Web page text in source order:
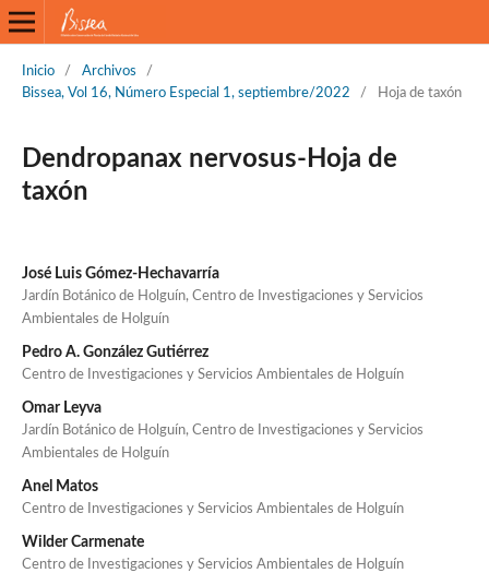
Inicio / Archivos
/
Bissea, Vol 16, Número Especial 1, septiembre/2022
/ Hoja de taxón
Dendropanax nervosus-Hoja de
taxón
José Luis Gómez-Hechavarría
Jardín Botánico de Holguín, Centro de Investigaciones y Servicios
Ambientales de Holguín
Pedro A. González Gutiérrez
Centro de Investigaciones y Servicios Ambientales de Holguín
Omar Leyva
Jardín Botánico de Holguín, Centro de Investigaciones y Servicios
Ambientales de Holguín
Anel Matos
Centro de Investigaciones y Servicios Ambientales de Holguín
Wilder Carmenate
Centro de Investigaciones y Servicios Ambientales de Holguín